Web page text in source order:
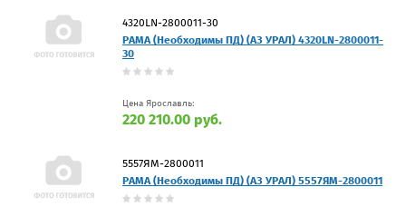
4320LN-2800011-30
РАМА (Необходимы ПД) (АЗ УРАЛ) 4320LN-2800011-
30
Цена Ярославль:
220 210.00 руб.
5557ЯМ-2800011
РАМА (Необходимы ПД) (АЗ УРАЛ) 5557ЯМ-2800011